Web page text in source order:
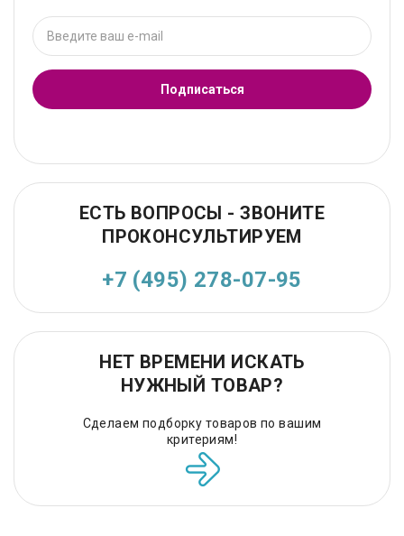
Подписаться
ЕСТЬ ВОПРОСЫ - ЗВОНИТЕ
ПРОКОНСУЛЬТИРУЕМ
+7 (495) 278-07-95
НЕТ ВРЕМЕНИ ИСКАТЬ
НУЖНЫЙ ТОВАР?
Сделаем подборку товаров по вашим
критериям!